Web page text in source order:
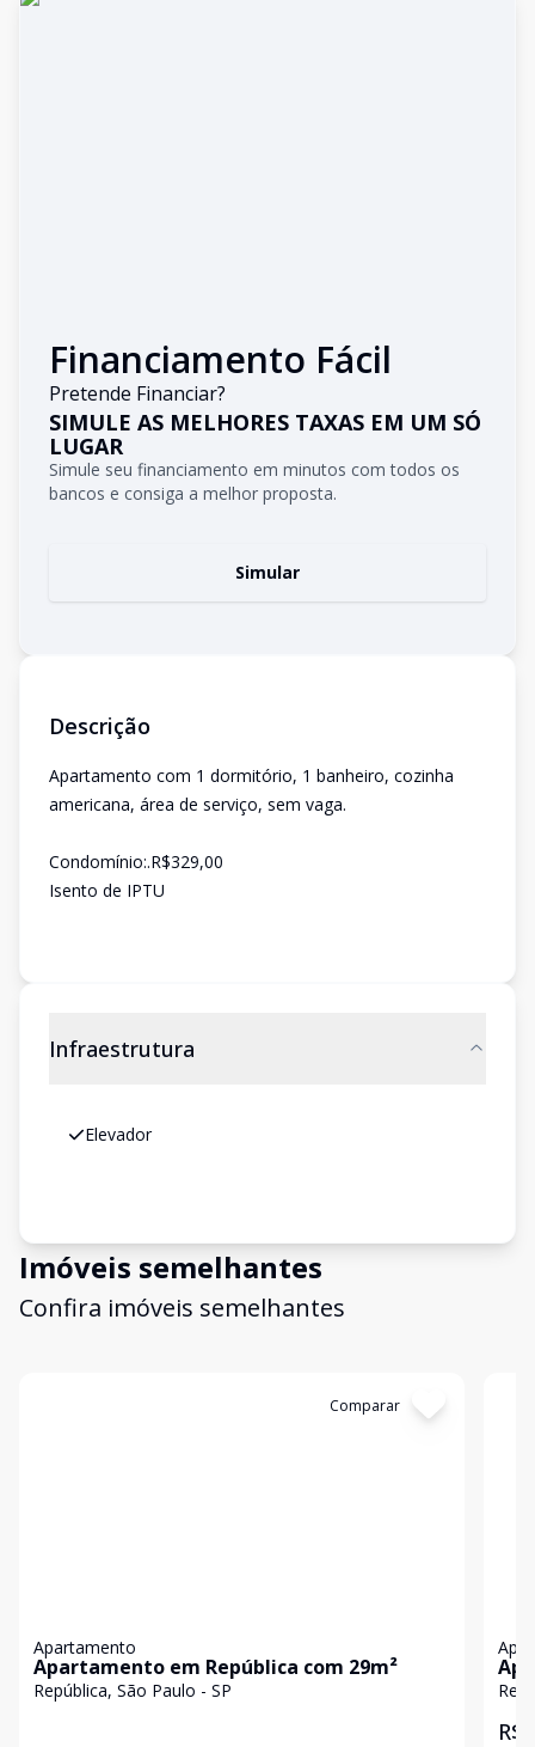
Financiamento Fácil
Pretende Financiar?
SIMULE AS MELHORES TAXAS EM UM SÓ
LUGAR
Simule seu financiamento em minutos com todos os
bancos e consiga a melhor proposta.
Simular
Descrição
Apartamento com 1 dormitório, 1 banheiro, cozinha
americana, área de serviço, sem vaga.
Condomínio:.R$329,00
Isento de IPTU
Infraestrutura
Elevador
Imóveis semelhantes
Confira imóveis semelhantes
Comparar
Apartamento
Apartamento em República com 29m²
República, São Paulo - SP
R$